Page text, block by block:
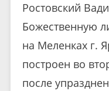
Ростовский
Божественную
на Меленках г.
построен во
после